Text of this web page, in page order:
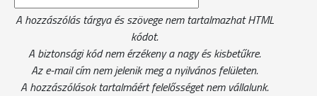
A hozzászólás tárgya és szövege nem tartalmazhat HTML
kódot.
A biztonsági kód nem érzékeny a nagy és kisbetűkre.
Az e-mail cím nem jelenik meg a nyilvános felületen.
A hozzászólások tartalmáért felelősséget nem vállalunk.